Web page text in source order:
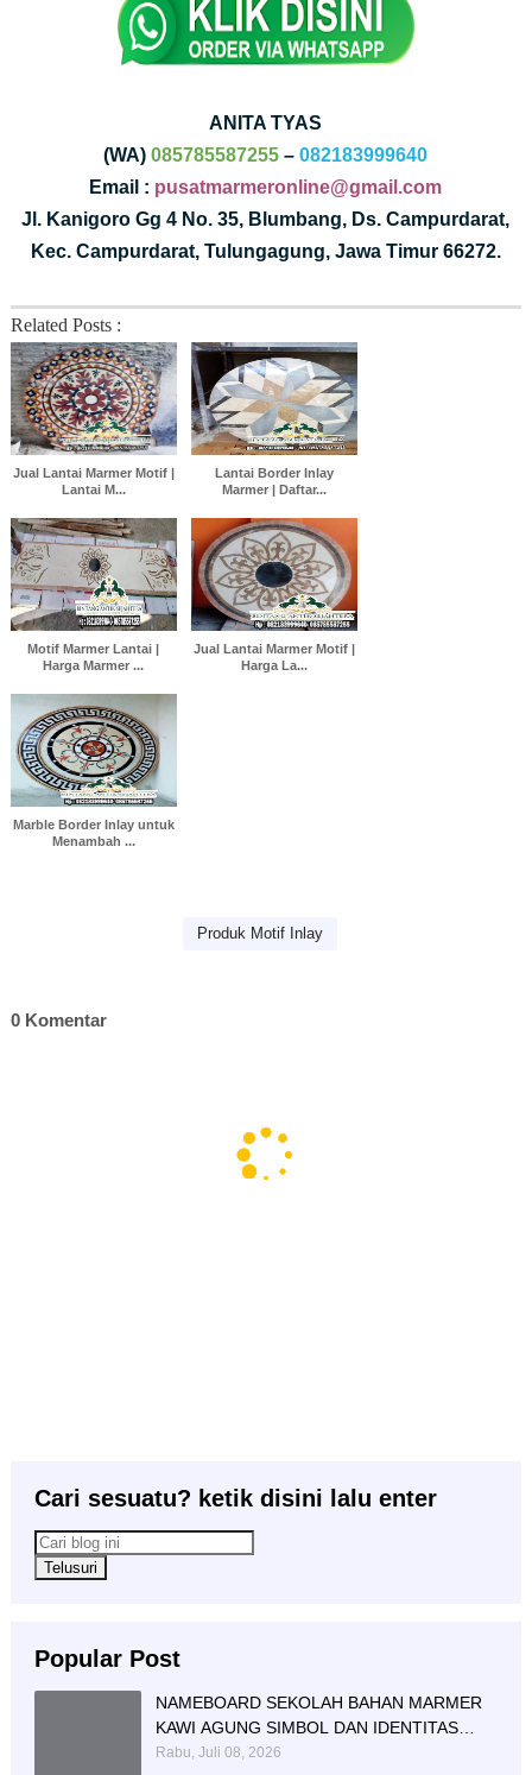
ANITA TYAS
(WA)085785587255 –082183999640
Email : pusatmarmeronline@gmail.com
Jl. Kanigoro Gg 4 No. 35, Blumbang, Ds. Campurdarat,
Kec. Campurdarat, Tulungagung, Jawa Timur 66272.
Related Posts :
Jual Lantai Marmer Motif |
Lantai M...
Lantai Border Inlay
Marmer | Daftar...
Motif Marmer Lantai |
Harga Marmer ...
Jual Lantai Marmer Motif |
Harga La...
Marble Border Inlay untuk
Menambah ...
Produk Motif Inlay
0 Komentar
Cari sesuatu? ketik disini lalu enter
Popular Post
NAMEBOARD SEKOLAH BAHAN MARMER
KAWI AGUNG SIMBOL DAN IDENTITAS
PENDIDIKAN
Rabu, Juli 08, 2026